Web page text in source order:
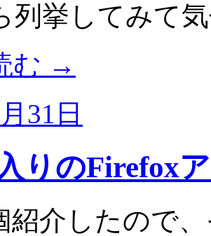
列挙してみて
む →
31日
りのFirefox
紹介したので